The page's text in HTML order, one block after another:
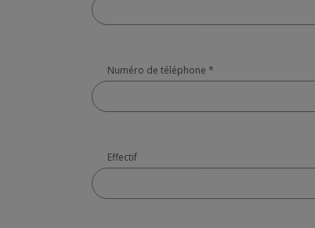
Numéro de téléphone *
Effectif